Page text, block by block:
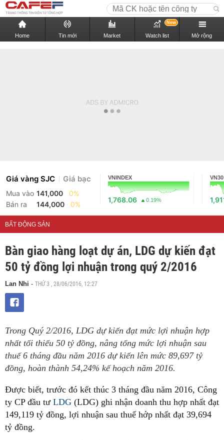
Home Tin mới Market Watch list
New
Mở rộng
Giá vàng SJC Giá bạc
Mua vào 141,000
0%
Bán ra
144,000 0%
VNINDEX
1,768.06 0.19%
VN30
BẤT ĐỘNG SẢN
Bàn giao hàng loạt dự án, LDG dự kiến đạt
50 tỷ đồng lợi nhuận trong quý 2/2016
Lan Nhi - THỨ 3 , 28/06/2016, 12:27
Trong Quý 2/2016, LDG dự kiến đạt mức lợi nhuận hợp
nhất tối thiểu 50 tỷ đồng, nâng tổng mức lợi nhuận sau
thuế 6 tháng đầu năm 2016 dự kiến lên mức 89,697 tỷ
đồng, hoàn thành 54,24% kế hoạch năm 2016.
Được biết, trước đó kết thúc 3 tháng đầu năm 2016, Công
ty CP đầu tư LDG (LDG) ghi nhận doanh thu hợp nhất đạt
149,119 tỷ đồng, lợi nhuận sau thuế hớp nhất đạt 39,694
tỷ đồng.